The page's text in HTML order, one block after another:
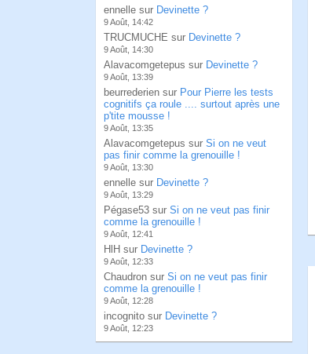
ennelle sur Devinette ?
9 Août, 14:42
TRUCMUCHE sur Devinette ?
9 Août, 14:30
Alavacomgetepus sur Devinette ?
9 Août, 13:39
beurrederien sur Pour Pierre les tests
cognitifs ça roule .... surtout après une
p'tite mousse !
9 Août, 13:35
Alavacomgetepus sur Si on ne veut
pas finir comme la grenouille !
9 Août, 13:30
ennelle sur Devinette ?
9 Août, 13:29
Pégase53 sur Si on ne veut pas finir
comme la grenouille !
9 Août, 12:41
HlH sur Devinette ?
9 Août, 12:33
Chaudron sur Si on ne veut pas finir
comme la grenouille !
9 Août, 12:28
incognito sur Devinette ?
9 Août, 12:23